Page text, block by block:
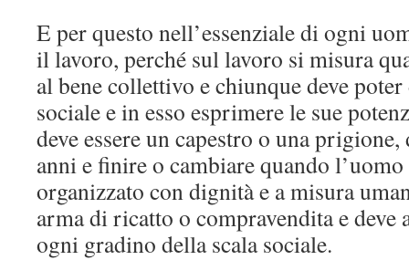
E per questo nell’essenziale di ogni
il lavoro, perché sul lavoro si misura
al bene collettivo e chiunque deve
sociale e in esso esprimere le sue
deve essere un capestro o una
anni e finire o cambiare quando l’uomo
organizzato con dignità e a misura
arma di ricatto o compravendita e deve
ogni gradino della scala sociale.